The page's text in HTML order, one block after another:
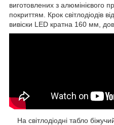
виготовлених з алюмінієвого
покриттям. Крок світлодіодів
вивіски LED кратна 160 мм,
На світлодіодні табло